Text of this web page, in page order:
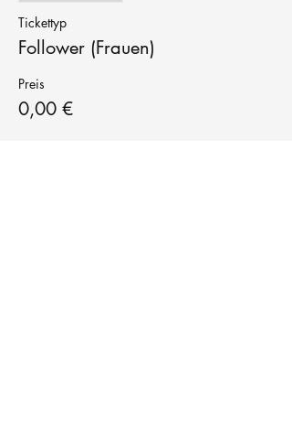
Tickettyp
Follower (Frauen)
Preis
0,00 €